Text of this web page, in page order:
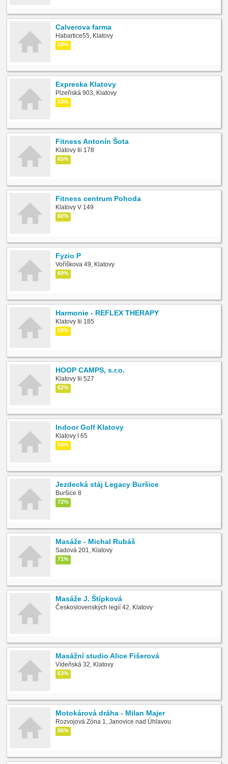
Calverova farma
Habartice55, Klatovy
59%
Expreska Klatovy
Plzeňská 903, Klatovy
53%
Fitness Antonín Šota
Klatovy Iii 178
65%
Fitness centrum Pohoda
Klatovy V 149
60%
Fyzio P
Voříškova 49, Klatovy
60%
Harmonie - REFLEX THERAPY
Klatovy Iii 185
59%
HOOP CAMPS, s.r.o.
Klatovy Iii 527
62%
Indoor Golf Klatovy
Klatovy I 65
55%
Jezdecká stáj Legacy Buršice
Buršice 8
72%
Masáže - Michal Rubáš
Sadová 201, Klatovy
71%
Masáže J. Štípková
Československých legií 42, Klatovy
Masážní studio Alice Fišerová
Vídeňská 32, Klatovy
63%
Motokárová dráha - Milan Majer
Rozvojová Zóna 1, Janovice nad Úhlavou
66%